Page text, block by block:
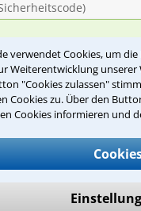
verwendet Cookies, um
Weiterentwicklung
"Cookies zulassen"
Cookies zu. Über den
Cookies informieren und